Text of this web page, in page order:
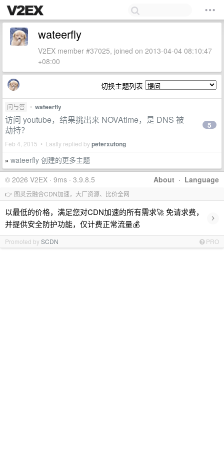
wateerfly
V2EX member #37025, joined on 2013-04-04 08:10:47
+08:00
切换主题列表
问与答 • wateerfly
访问 youtube，结果挑出来 NOVAtime，是 DNS 被
劫持？
Feb 4, 2015 • Lastly replied bypeterxutong
5
» wateerfly 创建的更多主题
About · Language
© 2026 V2EX · 9ms · 3.9.8.5
👉 图灵云融合CDN加速，大厂资源、比价全网
以最低的价格，满足您对CDN加速的所有需求🚀 免请求费，
并提供安全防护功能，仅计费正常流量💰
›
Promoted bySCDN PRO